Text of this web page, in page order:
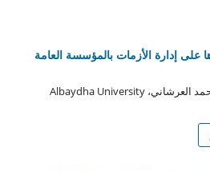
على إدارة الأزمات بالمؤسسة العامة
عبدالخالق هادي طواف، أكرم محمد العرشاني، Albaydha University